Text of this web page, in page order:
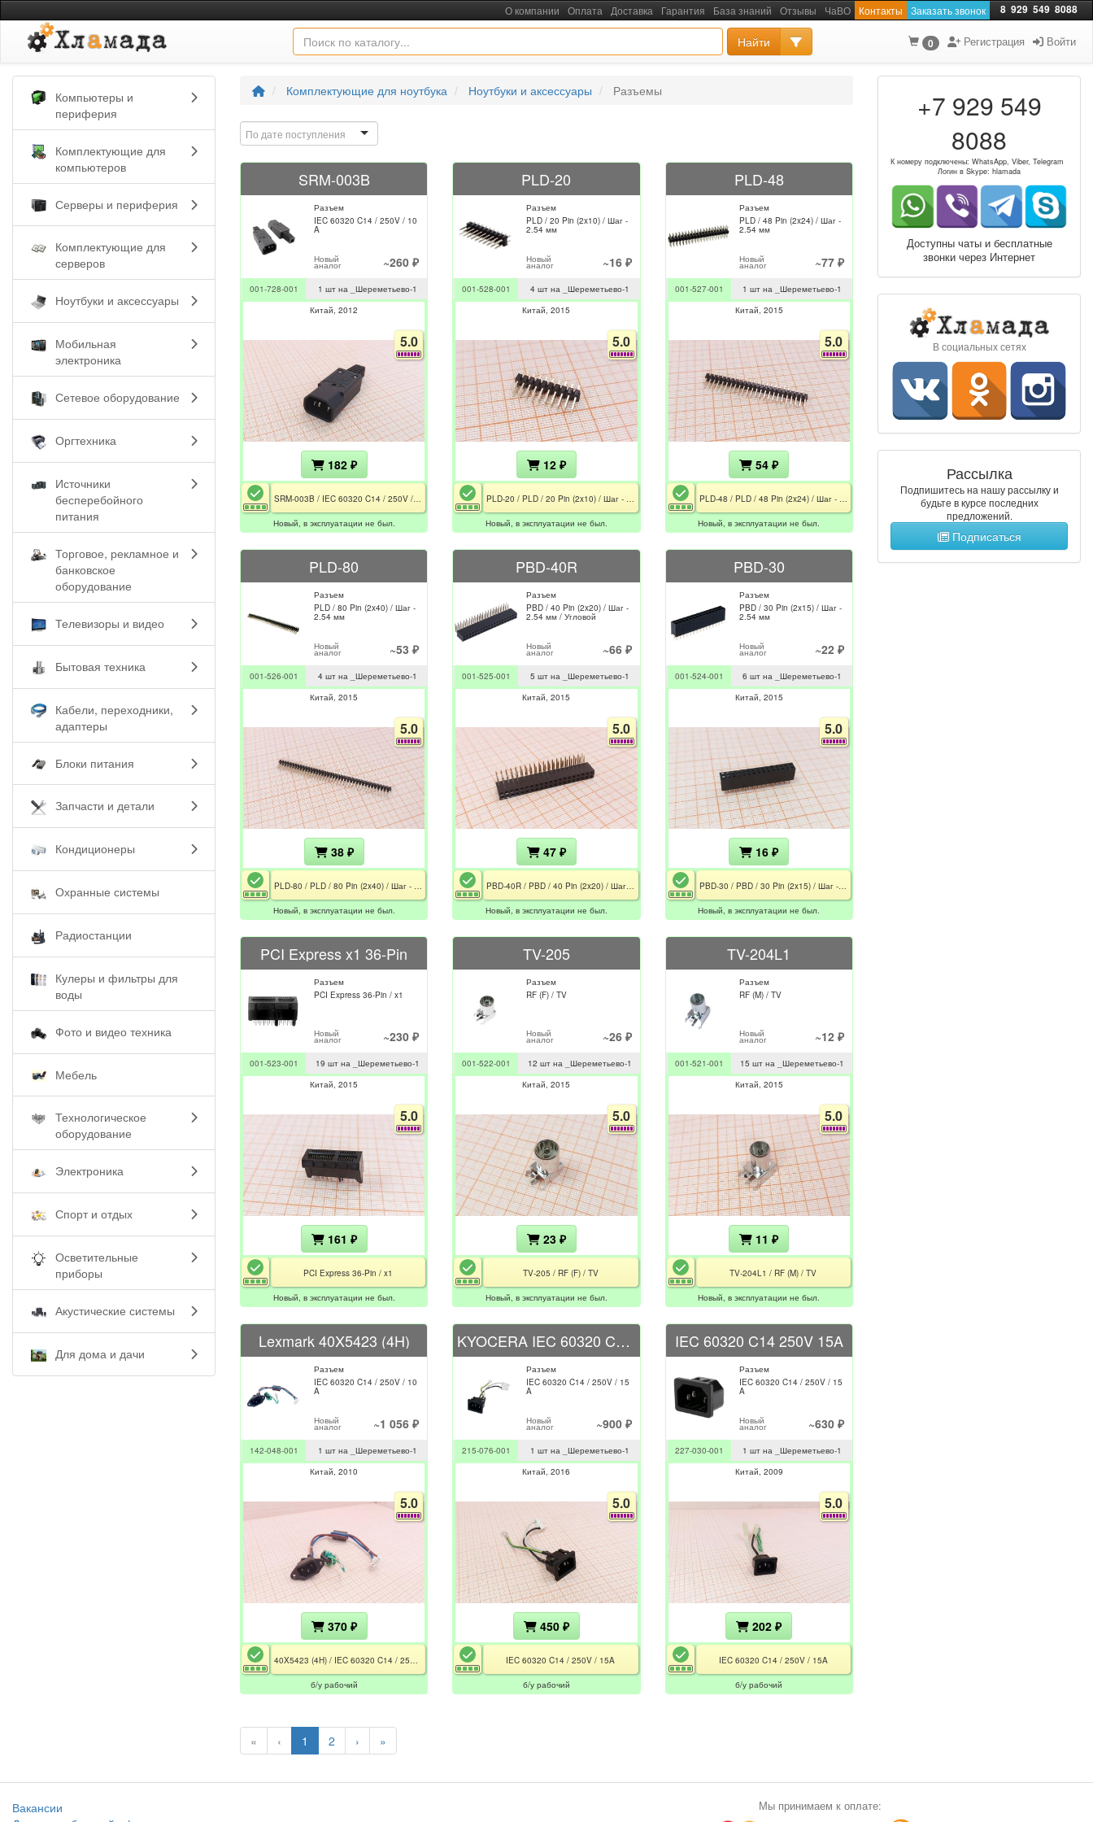
О компании Оплата Доставка Гарантия База знаний Отзывы ЧаВО Контакты Заказать звонок 8 929 549 8088
Найти 0 Регистрация Войти
Компьютеры и
периферия
Комплектующие для
компьютеров
Серверы и периферия
Комплектующие для
серверов
Ноутбуки и аксессуары
Мобильная
электроника
Сетевое оборудование
Оргтехника
Источники
бесперебойного
питания
Торговое, рекламное и
банковское
оборудование
Телевизоры и видео
Бытовая техника
Кабели, переходники,
адаптеры
Блоки питания
Запчасти и детали
Кондиционеры
Охранные системы
Радиостанции
Кулеры и фильтры для
воды
Фото и видео техника
Мебель
Технологическое
оборудование
Электроника
Спорт и отдых
Осветительные
приборы
Акустические системы
Для дома и дачи
Комплектующие для ноутбука Ноутбуки и аксессуары Разъемы
По дате поступления
SRM-003B
Разъем
IEC 60320 C14 / 250V / 10
A
Новый
аналог ~260 ₽
001-728-001
1 шт на _Шереметьево-1
Китай 2012
5.0
182 ₽
Новый, в эксплуатации не был.
PLD-20
Разъем
PLD / 20 Pin (2x10) / Шаг -
2.54 мм
Новый
аналог ~16 ₽
001-528-001
4 шт на _Шереметьево-1
Китай 2015
5.0
12 ₽
Новый, в эксплуатации не был.
PLD-48
Разъем
PLD / 48 Pin (2x24) / Шаг -
2.54 мм
Новый
аналог ~77 ₽
001-527-001
1 шт на _Шереметьево-1
Китай 2015
5.0
54 ₽
Новый, в эксплуатации не был.
PLD-80
Разъем
PLD / 80 Pin (2x40) / Шаг -
2.54 мм
Новый
аналог ~53 ₽
001-526-001
4 шт на _Шереметьево-1
Китай 2015
5.0
38 ₽
Новый, в эксплуатации не был.
PBD-40R
Разъем
PBD / 40 Pin (2x20) / Шаг -
2.54 мм / Угловой
Новый
аналог ~66 ₽
001-525-001
5 шт на _Шереметьево-1
Китай 2015
5.0
47 ₽
Новый, в эксплуатации не был.
PBD-30
Разъем
PBD / 30 Pin (2x15) / Шаг -
2.54 мм
Новый
аналог ~22 ₽
001-524-001
6 шт на _Шереметьево-1
Китай 2015
5.0
16 ₽
PBD-30 / PBD / 30 Pin (2x15) / Шаг - 2.54 мм
Новый, в эксплуатации не был.
PCI Express x1 36-Pin
Разъем
PCI Express 36-Pin / x1
Новый
аналог ~230 ₽
001-523-001
19 шт на _Шереметьево-1
Китай 2015
5.0
161 ₽
PCI Express 36-Pin / x1
Новый, в эксплуатации не был.
TV-205
Разъем
RF (F) / TV
Новый
аналог ~26 ₽
001-522-001
12 шт на _Шереметьево-1
Китай 2015
5.0
23 ₽
TV-205 / RF (F) / TV
Новый, в эксплуатации не был.
TV-204L1
Разъем
RF (M) / TV
Новый
аналог ~12 ₽
001-521-001
15 шт на _Шереметьево-1
Китай 2015
5.0
11 ₽
TV-204L1 / RF (M) / TV
Новый, в эксплуатации не был.
Lexmark 40X5423 (4H)
Разъем
IEC 60320 C14 / 250V / 10
A
Новый
аналог ~1 056 ₽
142-048-001
1 шт на _Шереметьево-1
Китай 2010
5.0
370 ₽
б/у рабочий
KYOCERA IEC 60320 C14 250V 15A
Разъем
IEC 60320 C14 / 250V / 15
A
Новый
аналог ~900 ₽
215-076-001
1 шт на _Шереметьево-1
Китай 2016
5.0
450 ₽
IEC 60320 C14 / 250V / 15A
б/у рабочий
IEC 60320 C14 250V 15A
Разъем
IEC 60320 C14 / 250V / 15
A
Новый
аналог ~630 ₽
227-030-001
1 шт на _Шереметьево-1
Китай 2009
5.0
202 ₽
IEC 60320 C14 / 250V / 15A
б/у рабочий
« ‹ 1 2 › »
+7 929 549
8088
К номеру подключены: WhatsApp, Viber, Telegram
Логин в Skype: hlamada
Доступны чаты и бесплатные
звонки через Интернет
В социальных сетях
Рассылка
Подпишитесь на нашу рассылку и
будьте в курсе последних
предложений.
Подписаться
Вакансии
Мы принимаем к оплате: